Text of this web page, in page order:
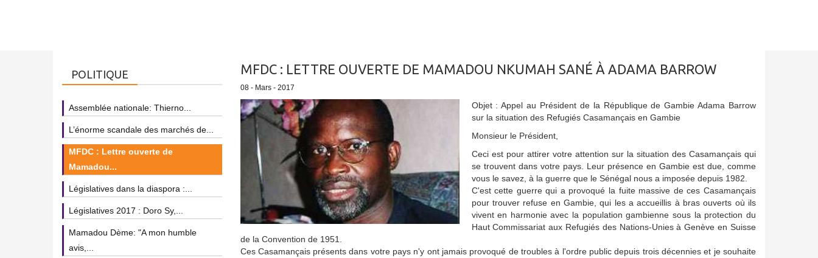
MFDC : LETTRE OUVERTE DE MAMADOU NKUMAH SANÉ À ADAMA BARROW
08 - Mars - 2017
Objet : Appel au Président de la République de Gambie Adama Barrow
sur la situation des Refugiés Casamançais en Gambie
Monsieur le Président,
Ceci est pour attirer votre attention sur la situation des Casamançais qui
se trouvent dans votre pays. Leur présence en Gambie est due, comme
vous le savez, à la guerre que le Sénégal nous a imposée depuis 1982.
C'est cette guerre qui a provoqué la fuite massive de ces Casamançais
pour trouver refuse en Gambie, qui les a accueillis à bras ouverts où ils
vivent en harmonie avec la population gambienne sous la protection du
Haut Commissariat aux Refugiés des Nations-Unies à Genève en Suisse
de la Convention de 1951.
Ces Casamançais présents dans votre pays n'y ont jamais provoqué de troubles à l'ordre public depuis trois décennies et je souhaite
POLITIQUE
Assemblée nationale: Thierno...
L’énorme scandale des marchés de...
MFDC : Lettre ouverte de
Mamadou...
Législatives dans la diaspora :...
Législatives 2017 : Doro Sy,...
Mamadou Dème: "A mon humble
avis,...